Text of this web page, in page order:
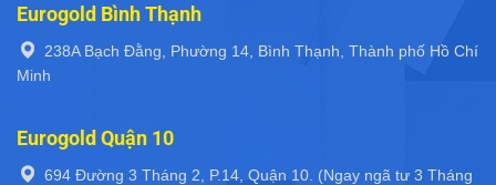
Eurogold Bình Thạnh
238A Bạch Đằng, Phường 14, Bình Thạnh, Thành phố Hồ Chí
Minh
Eurogold Quận 10
694 Đường 3 Tháng 2, P.14, Quận 10. (Ngay ngã tư 3 Tháng